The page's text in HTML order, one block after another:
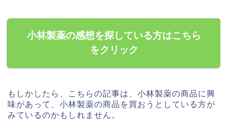
小林製薬の感想を探している方はこちら
をクリック
もしかしたら、こちらの記事は、小林製薬の商品に興
味があって、小林製薬の商品を買おうとしている方が
みているのかもしれません。